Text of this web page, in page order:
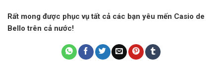
Rất mong được phục vụ tất cả các bạn yêu mến Casio de
Bello trên cả nước!